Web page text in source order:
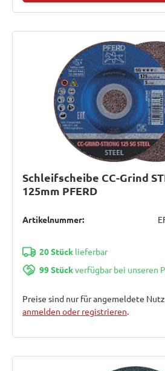
Schleifscheibe CC-Grind
125mm PFERD
Artikelnummer:
20 Stücklieferbar
99 Stückverfügbar bei unseren
Preise sind nur für angemeldete
anmelden oder registrieren.